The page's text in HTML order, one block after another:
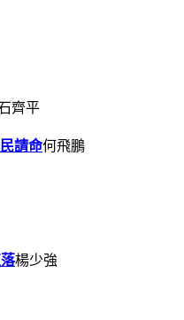
齊平
請命何飛鵬
楊少強